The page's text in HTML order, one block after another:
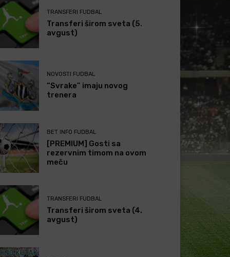
TRANSFERI FUDBAL
Transferi širom sveta (5.
avgust)
NOVOSTI FUDBAL
“Svrake” imaju novog
trenera
BET INFO FUDBAL
[PREMIUM] Gosti sa
rezervnim timom na ovom
meču
TRANSFERI FUDBAL
Transferi širom sveta (4.
avgust)